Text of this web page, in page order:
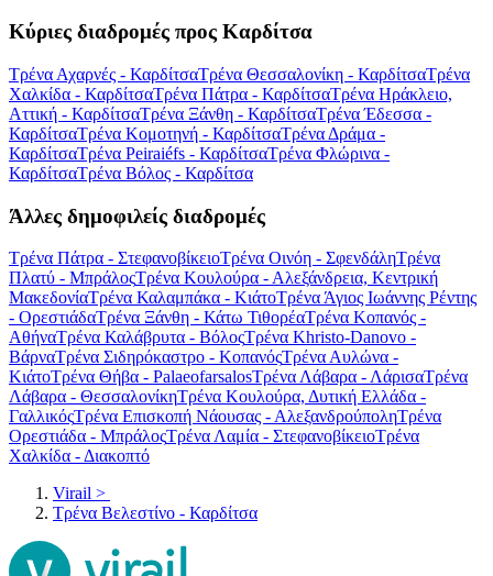
Κύριες διαδρομές προς Καρδίτσα
Τρένα Αχαρνές - ΚαρδίτσαΤρένα Θεσσαλονίκη - ΚαρδίτσαΤρένα
Χαλκίδα - ΚαρδίτσαΤρένα Πάτρα - ΚαρδίτσαΤρένα Ηράκλειο,
Αττική - ΚαρδίτσαΤρένα Ξάνθη - ΚαρδίτσαΤρένα Έδεσσα -
ΚαρδίτσαΤρένα Κομοτηνή - ΚαρδίτσαΤρένα Δράμα -
ΚαρδίτσαΤρένα Peiraiéfs - ΚαρδίτσαΤρένα Φλώρινα -
ΚαρδίτσαΤρένα Βόλος - Καρδίτσα
Άλλες δημοφιλείς διαδρομές
Τρένα Πάτρα - ΣτεφανοβίκειοΤρένα Οινόη - ΣφενδάληΤρένα
Πλατύ - ΜπράλοςΤρένα Κουλούρα - Αλεξάνδρεια, Κεντρική
ΜακεδονίαΤρένα Καλαμπάκα - ΚιάτοΤρένα Άγιος Ιωάννης Ρέντης
- ΟρεστιάδαΤρένα Ξάνθη - Κάτω ΤιθορέαΤρένα Κοπανός -
ΑθήναΤρένα Καλάβρυτα - ΒόλοςΤρένα Khristo-Danovo -
ΒάρναΤρένα Σιδηρόκαστρο - ΚοπανόςΤρένα Αυλώνα -
ΚιάτοΤρένα Θήβα - PalaeofarsalosΤρένα Λάβαρα - ΛάρισαΤρένα
Λάβαρα - ΘεσσαλονίκηΤρένα Κουλούρα, Δυτική Ελλάδα -
ΓαλλικόςΤρένα Επισκοπή Νάουσας - ΑλεξανδρούποληΤρένα
Ορεστιάδα - ΜπράλοςΤρένα Λαμία - ΣτεφανοβίκειοΤρένα
Χαλκίδα - Διακοπτό
Virail >
Τρένα Βελεστίνο - Καρδίτσα